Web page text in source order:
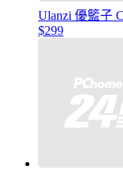
Ulanzi 優籃子
$299